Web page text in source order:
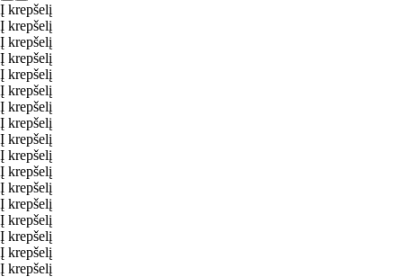
Į krepšelį
Į krepšelį
Į krepšelį
Į krepšelį
Į krepšelį
Į krepšelį
Į krepšelį
Į krepšelį
Į krepšelį
Į krepšelį
Į krepšelį
Į krepšelį
Į krepšelį
Į krepšelį
Į krepšelį
Į krepšelį
Į krepšelį